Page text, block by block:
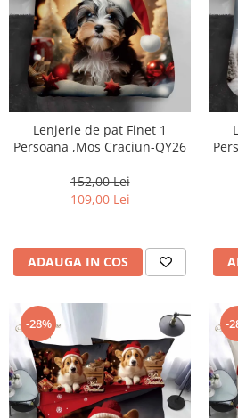
Lenjerie de pat Finet 1
Persoana ,Mos Craciun-QY26
152,00 Lei
109,00 Lei
ADAUGA IN COS
-28% -